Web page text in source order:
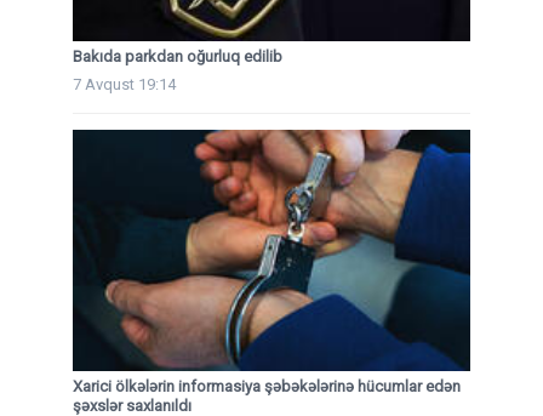
Bakıda parkdan oğurluq edilib
7 Avqust 19:14
Xarici ölkələrin informasiya şəbəkələrinə hücumlar edən
şəxslər saxlanıldı